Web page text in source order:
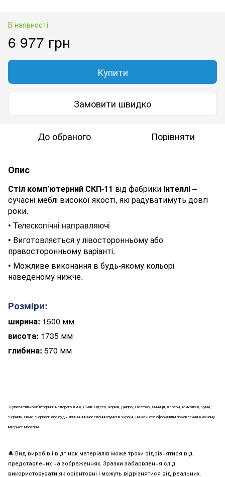
В наявності
6 977 грн
Купити
Замовити швидко
До обраного Порівняти
Опис
Стіл комп’ютерний СКП-11 від фабрики Інтеллі–
сучасні меблі високої якості, які радуватимуть довгі
роки.
• Телескопічні направляючі
• Виготовляється у лівосторонньому або
правосторонньому варіанті.
• Можливе виконання в будь-якому кольорі
наведеному нижче.
Розміри:
ширина: 1500 мм
висота: 1735 мм
глибина: 570 мм
Купитистіл комп’ютернийнедорого Київ, Львів, Одеса, Харків, Дніпро, Полтава, Вінниця, Херсон, Миколаїв, Суми,
Чернігів, Рівне, Черкаси або будь-який інший населений пункт в Україні, Ви можете оформивши замовлення в нашому
інтернет-магазині.
🔔 Вид виробів і відтінок матеріалів може трохи відрізнятися від
представлених на зображеннях. Зразки забарвлення слід
використовувати як орієнтовні і можуть відрізнятися від реальних.